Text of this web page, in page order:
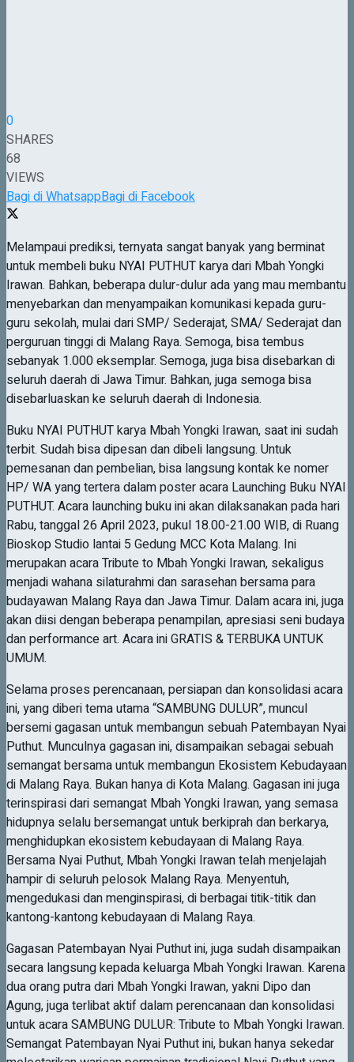
0
SHARES
68
VIEWS
Bagi di WhatsappBagi di Facebook
Melampaui prediksi, ternyata sangat banyak yang berminat
untuk membeli buku NYAI PUTHUT karya dari Mbah Yongki
Irawan. Bahkan, beberapa dulur-dulur ada yang mau membantu
menyebarkan dan menyampaikan komunikasi kepada guru-
guru sekolah, mulai dari SMP/ Sederajat, SMA/ Sederajat dan
perguruan tinggi di Malang Raya. Semoga, bisa tembus
sebanyak 1.000 eksemplar. Semoga, juga bisa disebarkan di
seluruh daerah di Jawa Timur. Bahkan, juga semoga bisa
disebarluaskan ke seluruh daerah di Indonesia.
Buku NYAI PUTHUT karya Mbah Yongki Irawan, saat ini sudah
terbit. Sudah bisa dipesan dan dibeli langsung. Untuk
pemesanan dan pembelian, bisa langsung kontak ke nomer
HP/ WA yang tertera dalam poster acara Launching Buku NYAI
PUTHUT. Acara launching buku ini akan dilaksanakan pada hari
Rabu, tanggal 26 April 2023, pukul 18.00-21.00 WIB, di Ruang
Bioskop Studio lantai 5 Gedung MCC Kota Malang. Ini
merupakan acara Tribute to Mbah Yongki Irawan, sekaligus
menjadi wahana silaturahmi dan sarasehan bersama para
budayawan Malang Raya dan Jawa Timur. Dalam acara ini, juga
akan diisi dengan beberapa penampilan, apresiasi seni budaya
dan performance art. Acara ini GRATIS & TERBUKA UNTUK
UMUM.
Selama proses perencanaan, persiapan dan konsolidasi acara
ini, yang diberi tema utama “SAMBUNG DULUR”, muncul
bersemi gagasan untuk membangun sebuah Patembayan Nyai
Puthut. Munculnya gagasan ini, disampaikan sebagai sebuah
semangat bersama untuk membangun Ekosistem Kebudayaan
di Malang Raya. Bukan hanya di Kota Malang. Gagasan ini juga
terinspirasi dari semangat Mbah Yongki Irawan, yang semasa
hidupnya selalu bersemangat untuk berkiprah dan berkarya,
menghidupkan ekosistem kebudayaan di Malang Raya.
Bersama Nyai Puthut, Mbah Yongki Irawan telah menjelajah
hampir di seluruh pelosok Malang Raya. Menyentuh,
mengedukasi dan menginspirasi, di berbagai titik-titik dan
kantong-kantong kebudayaan di Malang Raya.
Gagasan Patembayan Nyai Puthut ini, juga sudah disampaikan
secara langsung kepada keluarga Mbah Yongki Irawan. Karena
dua orang putra dari Mbah Yongki Irawan, yakni Dipo dan
Agung, juga terlibat aktif dalam perencanaan dan konsolidasi
untuk acara SAMBUNG DULUR: Tribute to Mbah Yongki Irawan.
Semangat Patembayan Nyai Puthut ini, bukan hanya sekedar